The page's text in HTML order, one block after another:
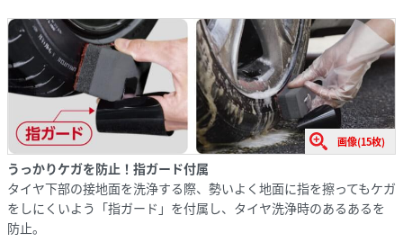
画像(15枚)
うっかりケガを防止！指ガード付属
タイヤ下部の接地面を洗浄する際、勢いよく地面に指を擦ってもケガ
をしにくいよう「指ガード」を付属し、タイヤ洗浄時のあるあるを
防止。